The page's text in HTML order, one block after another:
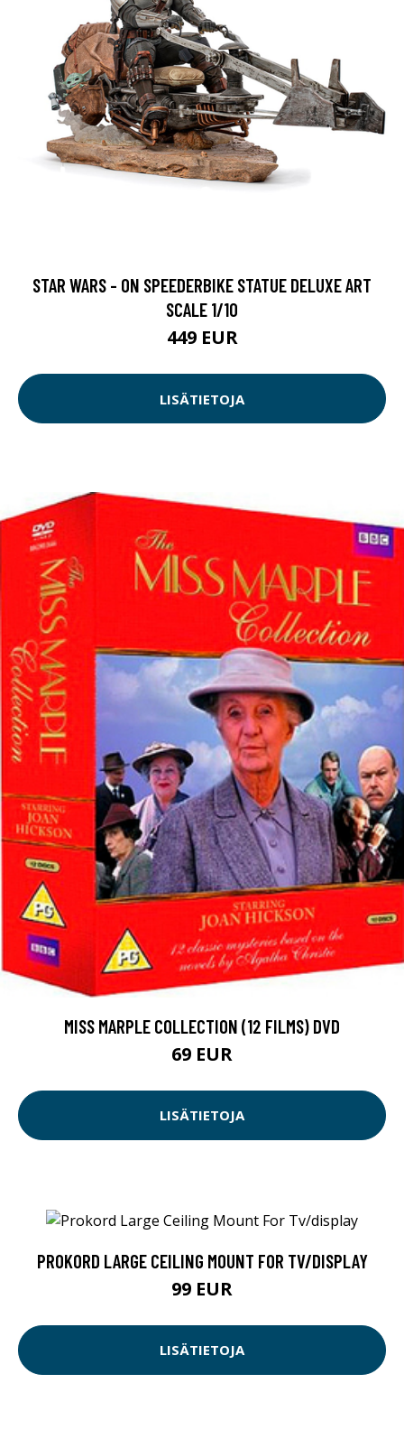
STAR WARS - ON SPEEDERBIKE STATUE DELUXE ART
SCALE 1/10
449 EUR
LISÄTIETOJA
MISS MARPLE COLLECTION (12 FILMS) DVD
69 EUR
LISÄTIETOJA
PROKORD LARGE CEILING MOUNT FOR TV/DISPLAY
99 EUR
LISÄTIETOJA